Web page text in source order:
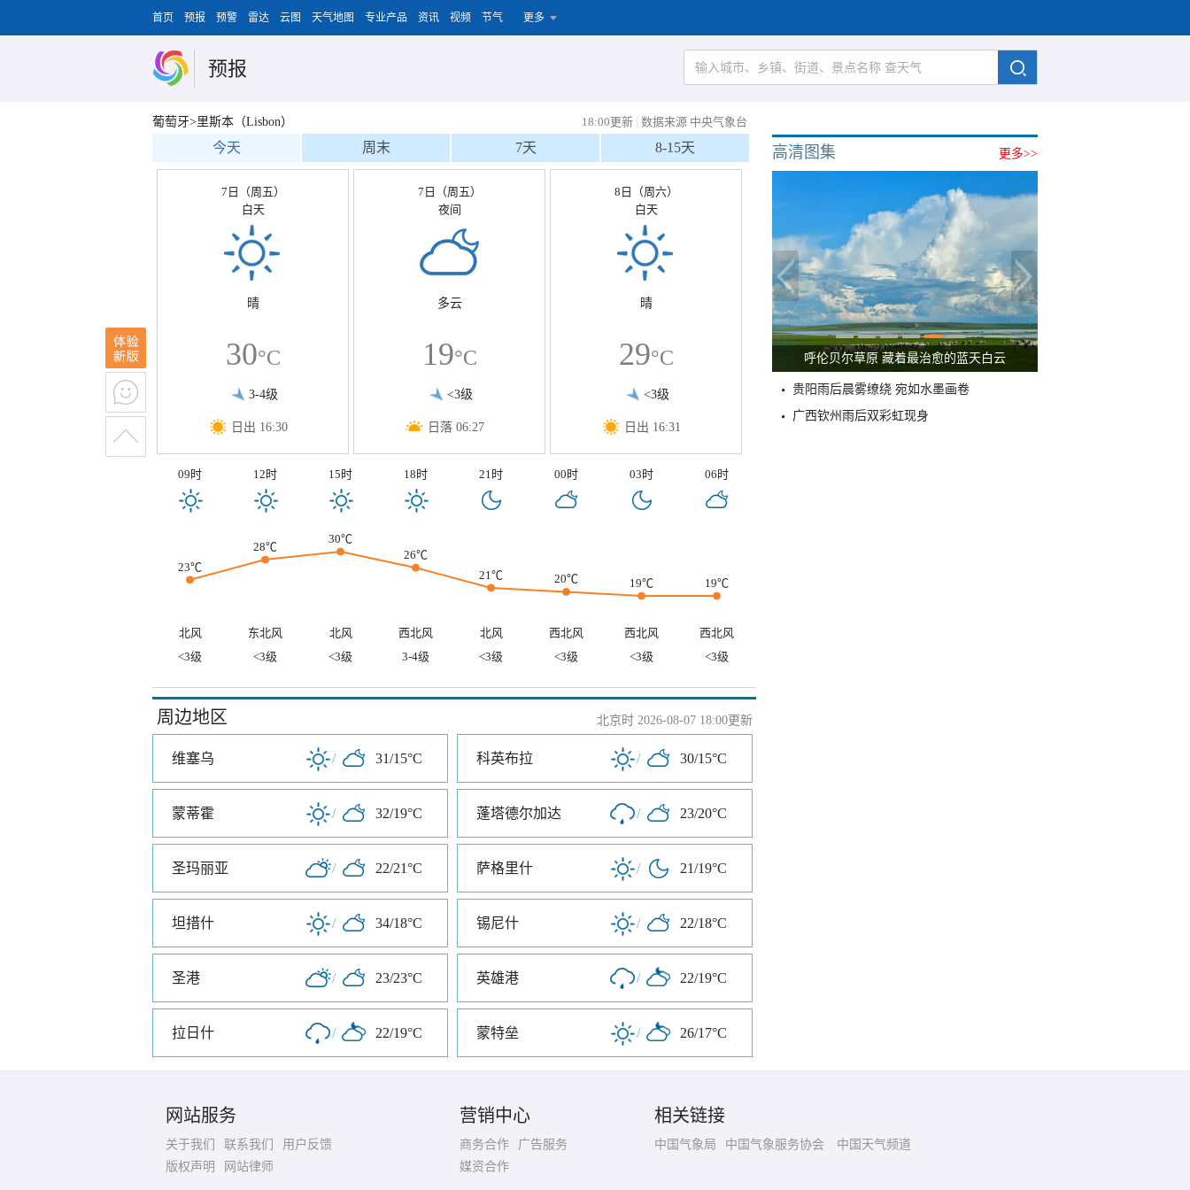
首页 预报 预警 雷达 云图 天气地图 专业产品 资讯 视频 节气 更多
预报
葡萄牙>里斯本（Lisbon） 18:00更新 | 数据来源 中央气象台
今天 周末 7天 8-15天
7日（周五）
白天
晴
30°C
3-4级
日出 16:30
7日（周五）
夜间
多云
19°C
<3级
日落 06:27
8日（周六）
白天
晴
29°C
<3级
日出 16:31
09时 12时 15时 18时 21时 00时 03时 06时
23℃
28℃
30℃
26℃
21℃
20℃ 19℃ 19℃
北风 东北风 北风 西北风 北风 西北风 西北风
西北风
<3级
<3级 <3级 3-4级 <3级 <3级 <3级 <3级
周边地区 北京时 2026-08-07 18:00更新
维塞乌 / 31/15°C 科英布拉 / 30/15°C
蒙蒂霍 / 32/19°C 蓬塔德尔加达 / 23/20°C
圣玛丽亚 / 22/21°C 萨格里什 / 21/19°C
坦措什 / 34/18°C 锡尼什 / 22/18°C
圣港 / 23/23°C 英雄港 / 22/19°C
拉日什 / 22/19°C 蒙特垒 / 26/17°C
更多>>
高清图集
呼伦贝尔草原 藏着最治愈的蓝天白云
贵阳雨后晨雾缭绕 宛如水墨画卷
广西钦州雨后双彩虹现身
网站服务
关于我们 联系我们
用户反馈
版权声明
网站律师
营销中心
商务合作
广告服务
媒资合作
相关链接
中国气象局 中国气象服务协会 中国天气频道